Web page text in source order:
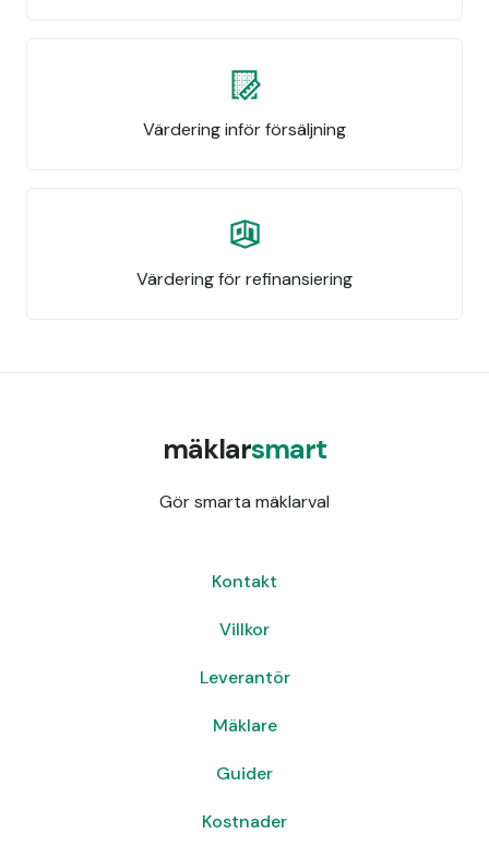
Värdering inför försäljning
Värdering för refinansiering
mäklarsmart
Gör smarta mäklarval
Kontakt
Villkor
Leverantör
Mäklare
Guider
Kostnader